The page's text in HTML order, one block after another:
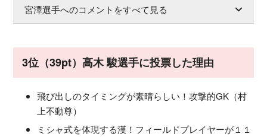
宮澤選手へのコメントをすべて見る
3位（39pt）高木 駿選手に投票した理由
飛び出しのタイミングが素晴らしい！攻撃的GK（村
上不動尊）
ミシャ式を体現する漢！フィールドプレイヤーが１１